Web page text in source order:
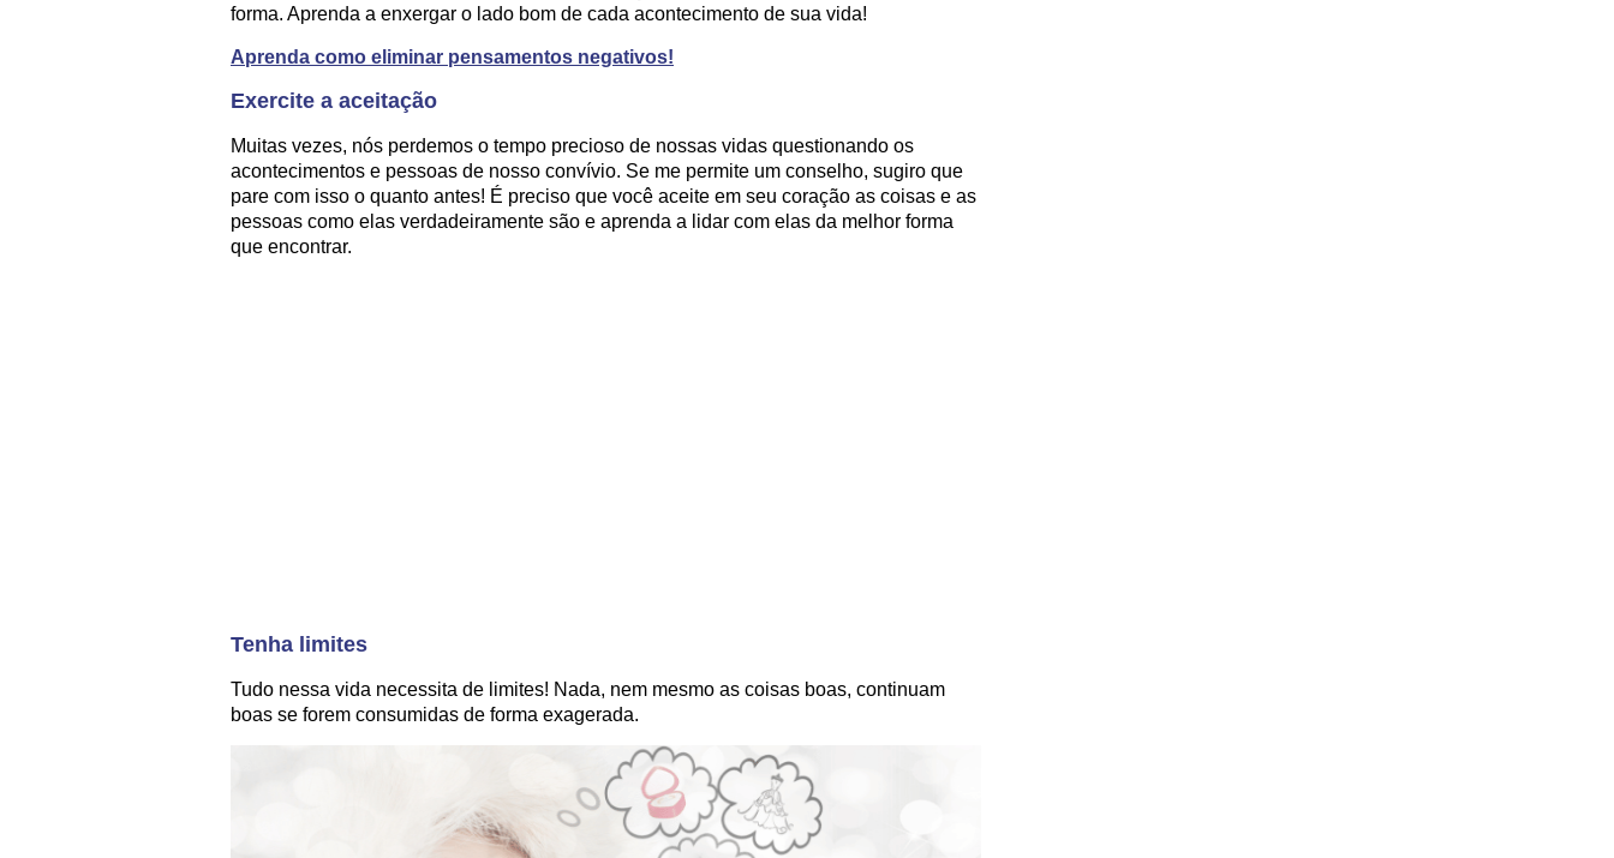
forma. Aprenda a enxergar o lado bom de cada acontecimento de sua vida!
Aprenda como eliminar pensamentos negativos!
Exercite a aceitação
Muitas vezes, nós perdemos o tempo precioso de nossas vidas questionando os
acontecimentos e pessoas de nosso convívio. Se me permite um conselho, sugiro que
pare com isso o quanto antes! É preciso que você aceite em seu coração as coisas e as
pessoas como elas verdadeiramente são e aprenda a lidar com elas da melhor forma
que encontrar.
Tenha limites
Tudo nessa vida necessita de limites! Nada, nem mesmo as coisas boas, continuam
boas se forem consumidas de forma exagerada.